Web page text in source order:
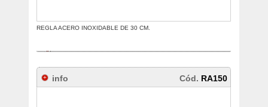
REGLA ACERO INOXIDABLE DE 30 CM.
info Cód. RA150